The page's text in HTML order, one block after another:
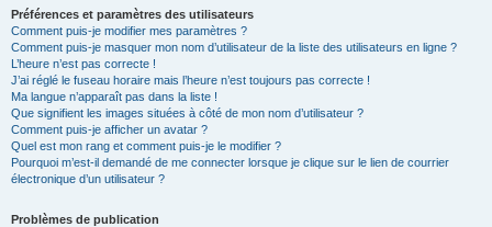
Préférences et paramètres des utilisateurs
Comment puis-je modifier mes paramètres ?
Comment puis-je masquer mon nom d’utilisateur de la liste des utilisateurs en ligne ?
L’heure n’est pas correcte !
J’ai réglé le fuseau horaire mais l’heure n’est toujours pas correcte !
Ma langue n’apparaît pas dans la liste !
Que signifient les images situées à côté de mon nom d’utilisateur ?
Comment puis-je afficher un avatar ?
Quel est mon rang et comment puis-je le modifier ?
Pourquoi m’est-il demandé de me connecter lorsque je clique sur le lien de courrier
électronique d’un utilisateur ?
Problèmes de publication